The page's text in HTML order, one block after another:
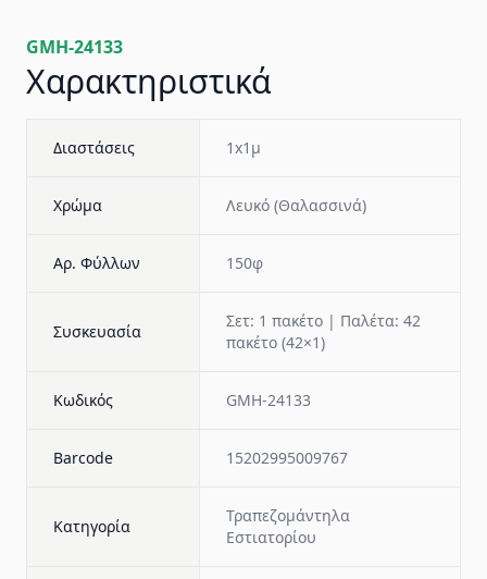
GMH-24133
Χαρακτηριστικά
Διαστάσεις 1x1μ
Χρώμα Λευκό (Θαλασσινά)
Αρ. Φύλλων 150φ
Συσκευασία
Σετ: 1 πακέτο | Παλέτα: 42
πακέτο (42×1)
Κωδικός GMH-24133
Barcode 15202995009767
Κατηγορία
Τραπεζομάντηλα
Εστιατορίου